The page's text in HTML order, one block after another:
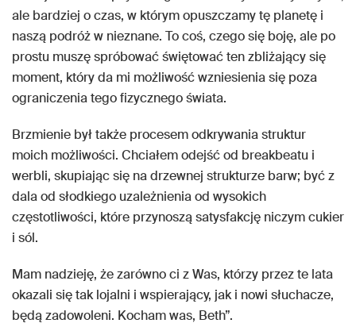
ale bardziej o czas, w którym opuszczamy tę planetę i
naszą podróż w nieznane. To coś, czego się boję, ale po
prostu muszę spróbować świętować ten zbliżający się
moment, który da mi możliwość wzniesienia się poza
ograniczenia tego fizycznego świata.
Brzmienie był także procesem odkrywania struktur
moich możliwości. Chciałem odejść od breakbeatu i
werbli, skupiając się na drzewnej strukturze barw; być z
dala od słodkiego uzależnienia od wysokich
częstotliwości, które przynoszą satysfakcję niczym cukier
i sól.
Mam nadzieję, że zarówno ci z Was, którzy przez te lata
okazali się tak lojalni i wspierający, jak i nowi słuchacze,
będą zadowoleni. Kocham was, Beth”.